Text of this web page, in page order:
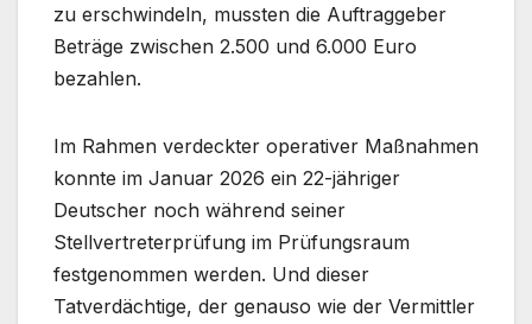
zu erschwindeln, mussten die Auftraggeber
Beträge zwischen 2.500 und 6.000 Euro
bezahlen.
Im Rahmen verdeckter operativer Maßnahmen
konnte im Januar 2026 ein 22-jähriger
Deutscher noch während seiner
Stellvertreterprüfung im Prüfungsraum
festgenommen werden. Und dieser
Tatverdächtige, der genauso wie der Vermittler